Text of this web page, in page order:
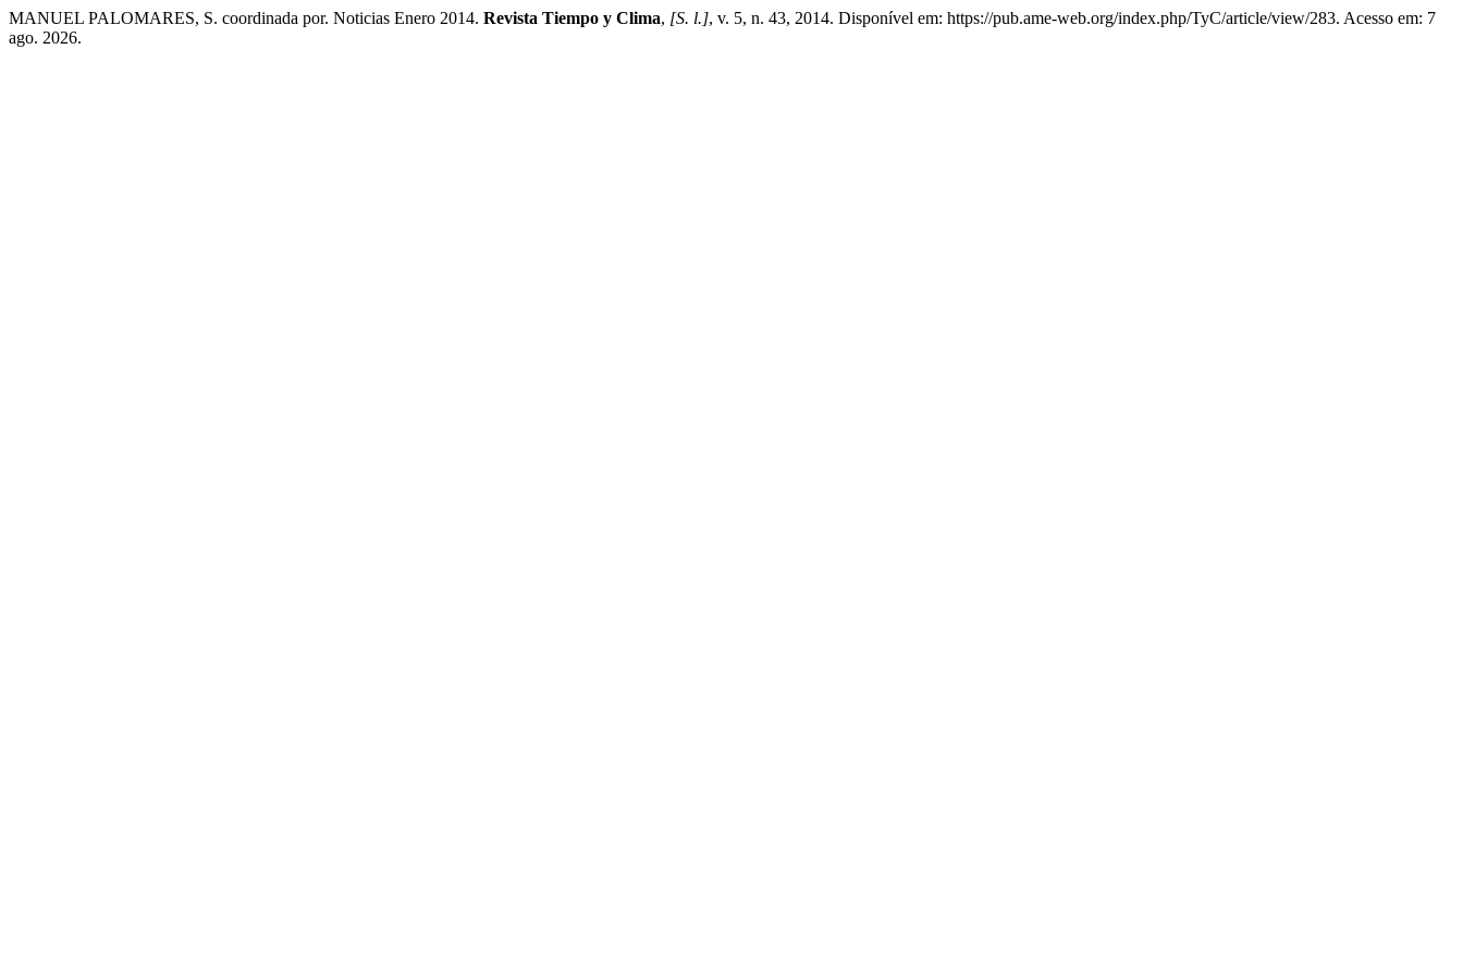
MANUEL PALOMARES, S. coordinada por. Noticias Enero 2014. Revista Tiempo y Clima, [S. l.], v. 5, n. 43, 2014. Disponível em: https://pub.ame-web.org/index.php/TyC/article/view/283. Acesso em: 7
ago. 2026.